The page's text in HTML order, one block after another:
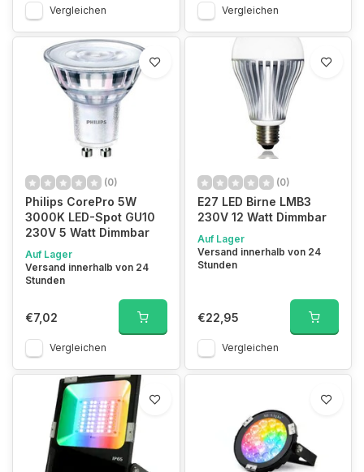
Vergleichen Vergleichen
(0)
Philips CorePro 5W
3000K LED-Spot GU10
230V 5 Watt Dimmbar
Auf Lager
Versand innerhalb von 24
Stunden
€7,02
Vergleichen
(0)
E27 LED Birne LMB3
230V 12 Watt Dimmbar
Auf Lager
Versand innerhalb von 24
Stunden
€22,95
Vergleichen